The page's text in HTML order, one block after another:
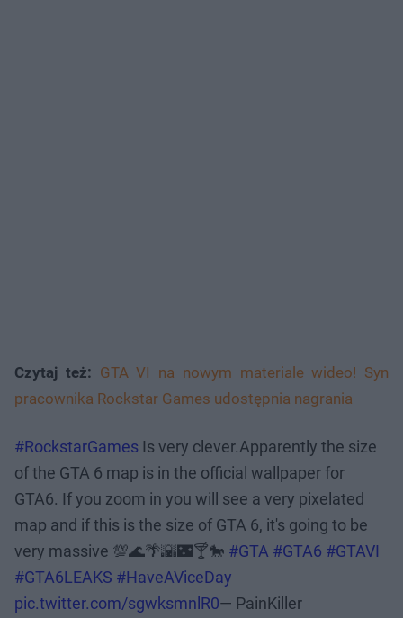
Czytaj też: GTA VI na nowym materiale wideo! Syn
pracownika Rockstar Games udostępnia nagrania
#RockstarGames Is very clever.Apparently the size
of the GTA 6 map is in the official wallpaper for
GTA6. If you zoom in you will see a very pixelated
map and if this is the size of GTA 6, it's going to be
very massive 💯🌊🌴🌇🌃🍸🐎 #GTA #GTA6 #GTAVI
#GTA6LEAKS #HaveAViceDay
pic.twitter.com/sgwksmnlR0— PainKiller